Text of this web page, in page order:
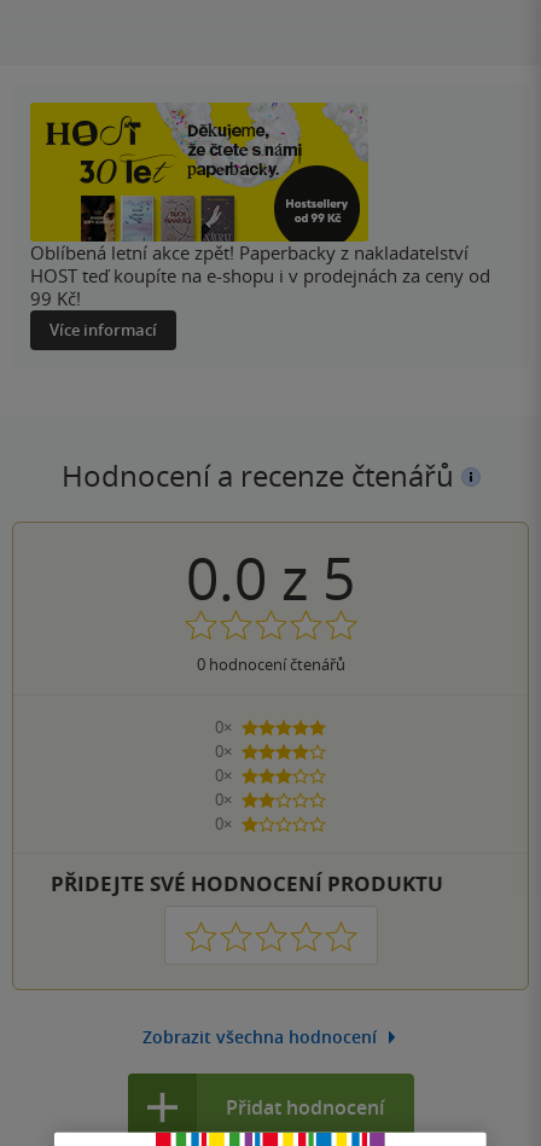
Oblíbená letní akce zpět! Paperbacky z nakladatelství
HOST teď koupíte na e-shopu i v prodejnách za ceny od
99 Kč!
Více informací
Hodnocení a recenze čtenářů
0.0 z 5
0hodnocení čtenářů
0×
5 hvězdiček
0×
4 hvězdičky
0×
3 hvězdičky
0×
2 hvězdičky
0×
1 hvezdička
PŘIDEJTE SVÉ HODNOCENÍ PRODUKTU
1 2 3 4 5
Zobrazit všechna hodnocení
Přidat hodnocení